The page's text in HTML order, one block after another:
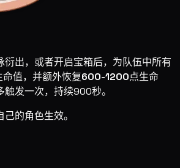
衍出，或者开启宝箱后，为队伍中所有
命值，并额外恢复600-1200点生命
发一次，持续900秒。
的角色生效。